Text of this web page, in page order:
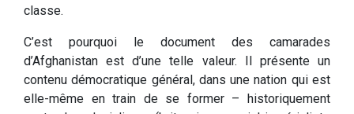
classe.
C’est pourquoi le document des camarades
d’Afghanistan est d’une telle valeur. Il présente un
contenu démocratique général, dans une nation qui est
elle-même en train de se former – historiquement